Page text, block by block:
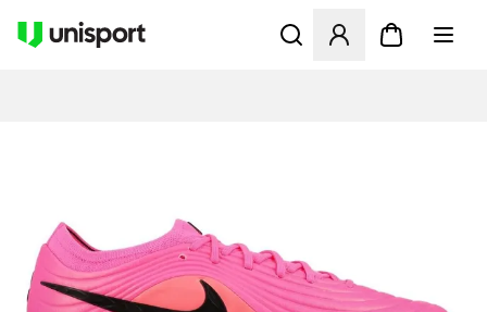
Öppnar en Modal för att